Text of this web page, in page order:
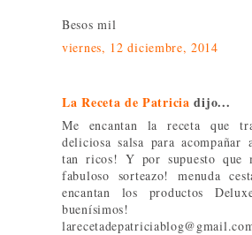
Besos mil
viernes, 12 diciembre, 2014
La Receta de Patricia dijo...
Me encantan la receta que
deliciosa salsa para acompañar
tan ricos! Y por supuesto que
fabuloso sorteazo! menuda
encantan los productos
buenísimos!